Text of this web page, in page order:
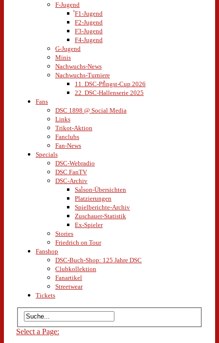
F-Jugend
F1-Jugend
F2-Jugend
F3-Jugend
F4-Jugend
G-Jugend
Minis
Nachwuchs-News
Nachwuchs-Turniere
11. DSC-Pfingst-Cup 2026
22. DSC-Hallenserie 2025
Fans
DSC 1898 @ Social Media
Links
Trikot-Aktion
Fanclubs
Fan-News
Specials
DSC-Webradio
DSC FanTV
DSC-Archiv
Saison-Übersichten
Platzierungen
Spielberichte-Archiv
Zuschauer-Statistik
Ex-Spieler
Stories
Friedrich on Tour
Fanshop
DSC-Buch-Shop: 125 Jahre DSC
Clubkollektion
Fanartikel
Streetwear
Tickets
Select a Page: